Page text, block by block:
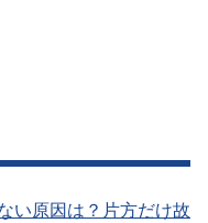
い原因は？片方だけ故